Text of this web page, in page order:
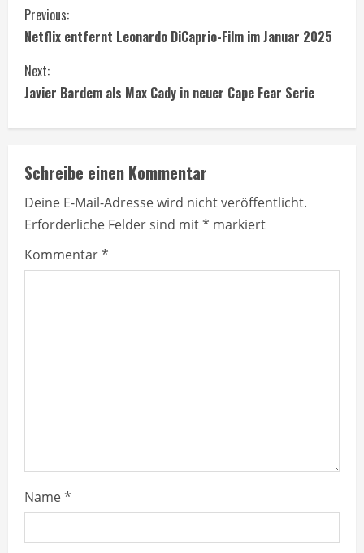
C
o
n
t
i
n
u
e
n
g
Previous:
Netflix entfernt Leonardo DiCaprio-Film im Januar 2025
Next:
Javier Bardem als Max Cady in neuer Cape Fear Serie
Schreibe einen Kommentar
Deine E-Mail-Adresse wird nicht veröffentlicht.
Erforderliche Felder sind mit* markiert
Kommentar*
Name*